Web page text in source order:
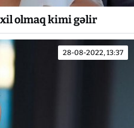
olmaq kimi gəlir
28-08-2022, 13:37